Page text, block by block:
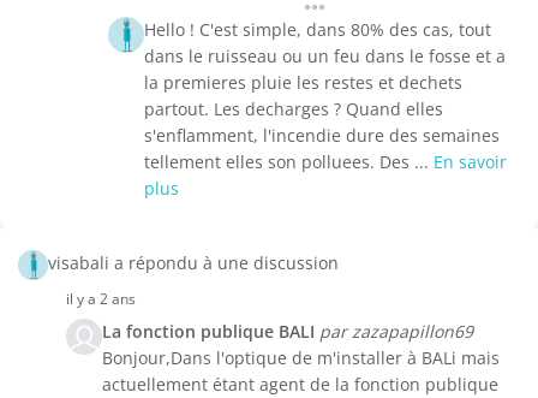
Hello ! C'est simple, dans 80% des cas, tout
dans le ruisseau ou un feu dans le fosse et a
la premieres pluie les restes et dechets
partout. Les decharges ? Quand elles
s'enflamment, l'incendie dure des semaines
tellement elles son polluees. Des ... En savoir
plus
visabali a répondu à une discussion
il y a 2 ans
La fonction publique BALI par zazapapillon69
Bonjour,Dans l'optique de m'installer à BALi mais
actuellement étant agent de la fonction publique